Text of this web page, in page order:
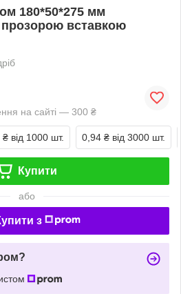
180*50*275 мм
прозорою вставкою
на сайті — 300 ₴
₴ від 1000 шт. 0,94 ₴ від 3000 шт.
Купити
або
з